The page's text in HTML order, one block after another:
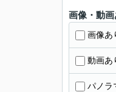
画像・動画
画像あ
動画あ
パノラ